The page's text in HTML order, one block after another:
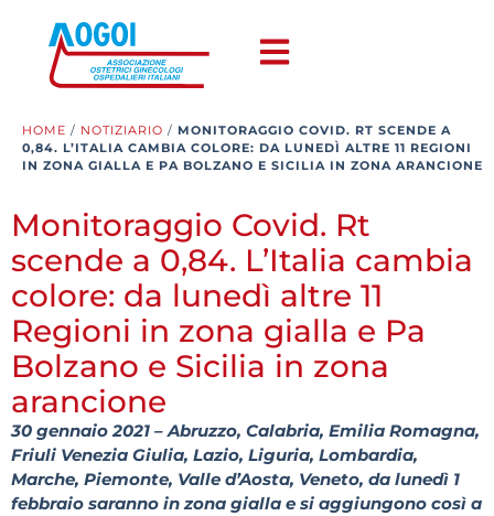
HOME / NOTIZIARIO / MONITORAGGIO COVID. RT SCENDE A
0,84. L’ITALIA CAMBIA COLORE: DA LUNEDÌ ALTRE 11 REGIONI
IN ZONA GIALLA E PA BOLZANO E SICILIA IN ZONA ARANCIONE
Monitoraggio Covid. Rt
scende a 0,84. L’Italia cambia
colore: da lunedì altre 11
Regioni in zona gialla e Pa
Bolzano e Sicilia in zona
arancione
30 gennaio 2021 – Abruzzo, Calabria, Emilia Romagna,
Friuli Venezia Giulia, Lazio, Liguria, Lombardia,
Marche, Piemonte, Valle d’Aosta, Veneto, da lunedì 1
febbraio saranno in zona gialla e si aggiungono così a